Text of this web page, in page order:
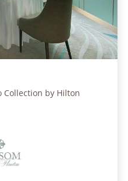
Collection by Hilton